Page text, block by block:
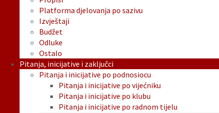
Platforma djelovanja po sazivu
Izvještaji
Budžet
Odluke
Ostalo
Pitanja, inicijative i zaključci
Pitanja i inicijative po podnosiocu
Pitanja i inicijative po vijećniku
Pitanja i inicijative po klubu
Pitanja i inicijative po radnom tijelu